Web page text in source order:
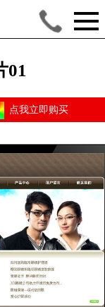
01
点我立即购买